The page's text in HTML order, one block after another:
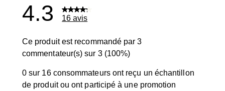
4.3 16 avis
Ce produit est recommandé par 3
commentateur(s) sur 3 (100%)
0 sur 16 consommateurs ont reçu un échantillon
de produit ou ont participé à une promotion